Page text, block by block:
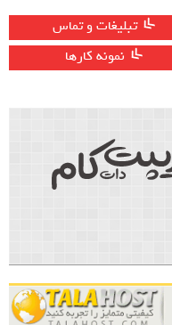
تبلیغات و تماس
نمونه کارها